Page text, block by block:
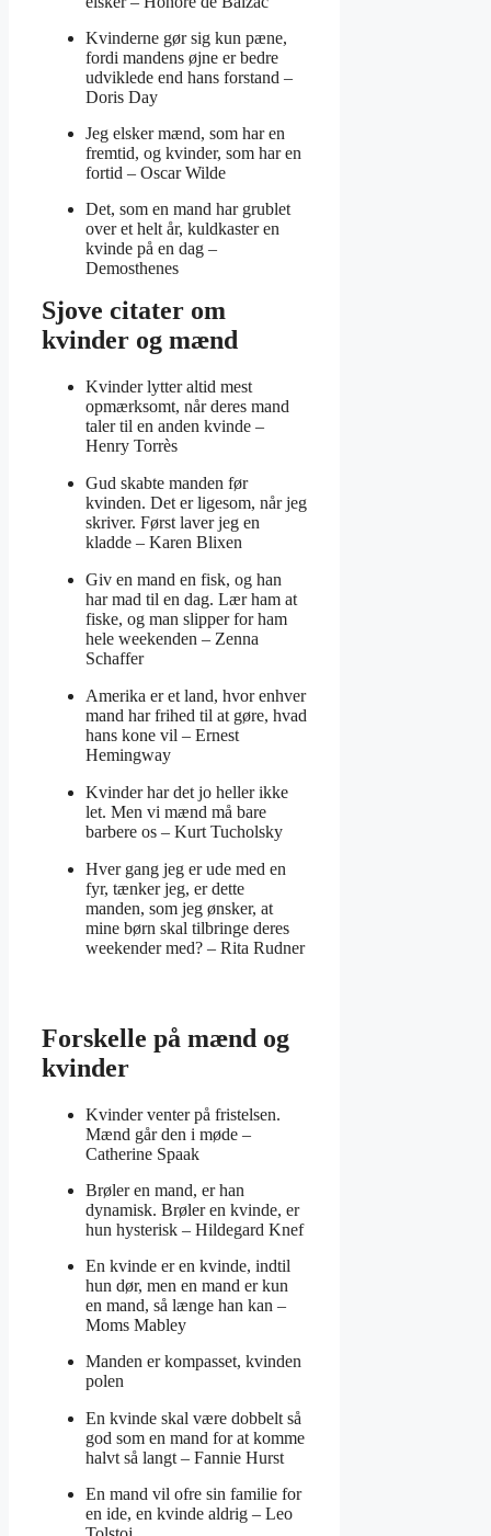
Kvinderne gør sig kun pæne,
fordi mandens øjne er bedre
udviklede end hans forstand –
Doris Day
Jeg elsker mænd, som har en
fremtid, og kvinder, som har en
fortid – Oscar Wilde
Det, som en mand har grublet
over et helt år, kuldkaster en
kvinde på en dag –
Demosthenes
Sjove citater om
kvinder og mænd
Kvinder lytter altid mest
opmærksomt, når deres mand
taler til en anden kvinde –
Henry Torrès
Gud skabte manden før
kvinden. Det er ligesom, når jeg
skriver. Først laver jeg en
kladde – Karen Blixen
Giv en mand en fisk, og han
har mad til en dag. Lær ham at
fiske, og man slipper for ham
hele weekenden – Zenna
Schaffer
Amerika er et land, hvor enhver
mand har frihed til at gøre, hvad
hans kone vil – Ernest
Hemingway
Kvinder har det jo heller ikke
let. Men vi mænd må bare
barbere os – Kurt Tucholsky
Hver gang jeg er ude med en
fyr, tænker jeg, er dette
manden, som jeg ønsker, at
mine børn skal tilbringe deres
weekender med? – Rita Rudner
Forskelle på mænd og
kvinder
Kvinder venter på fristelsen.
Mænd går den i møde –
Catherine Spaak
Brøler en mand, er han
dynamisk. Brøler en kvinde, er
hun hysterisk – Hildegard Knef
En kvinde er en kvinde, indtil
hun dør, men en mand er kun
en mand, så længe han kan –
Moms Mabley
Manden er kompasset, kvinden
polen
En kvinde skal være dobbelt så
god som en mand for at komme
halvt så langt – Fannie Hurst
En mand vil ofre sin familie for
en ide, en kvinde aldrig – Leo